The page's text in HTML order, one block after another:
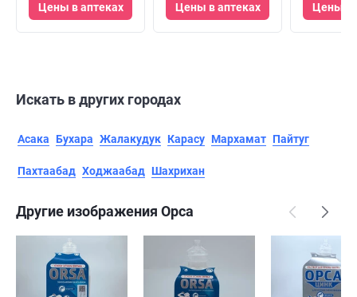
Цены в аптеках Цены в аптеках Цены в
Искать в других городах
Асака Бухара Жалакудук Карасу Мархамат Пайтуг
Пахтаабад Ходжаабад Шахрихан
Другие изображения Орса